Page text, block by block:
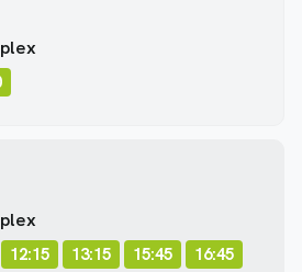
12:15 13:15 15:45
16:45